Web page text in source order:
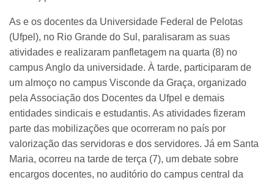
As e os docentes da Universidade Federal de Pelotas
(Ufpel), no Rio Grande do Sul, paralisaram as suas
atividades e realizaram panfletagem na quarta (8) no
campus Anglo da universidade. À tarde, participaram de
um almoço no campus Visconde da Graça, organizado
pela Associação dos Docentes da Ufpel e demais
entidades sindicais e estudantis. As atividades fizeram
parte das mobilizações que ocorreram no país por
valorização das servidoras e dos servidores. Já em Santa
Maria, ocorreu na tarde de terça (7), um debate sobre
encargos docentes, no auditório do campus central da